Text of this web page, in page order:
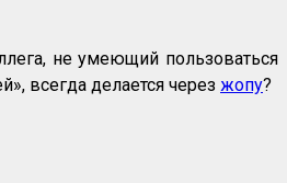
не умеющий пользоваться
всегда делается через жопу?